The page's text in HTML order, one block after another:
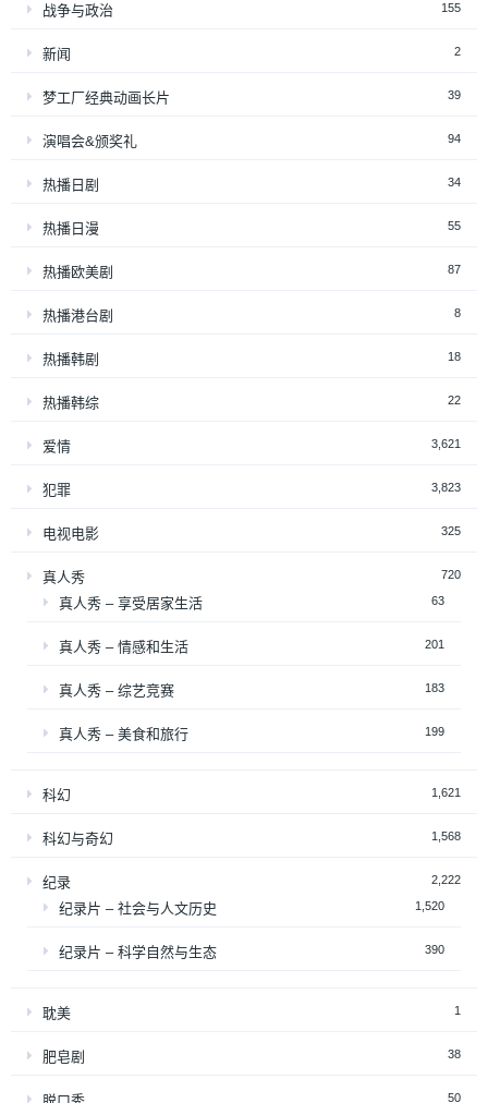
战争与政治 155
新闻 2
梦工厂经典动画长片 39
演唱会&颁奖礼 94
热播日剧 34
热播日漫 55
热播欧美剧 87
热播港台剧 8
热播韩剧 18
热播韩综 22
爱情 3,621
犯罪 3,823
电视电影 325
真人秀 720
真人秀 – 享受居家生活 63
真人秀 – 情感和生活 201
真人秀 – 综艺竞赛 183
真人秀 – 美食和旅行 199
科幻 1,621
科幻与奇幻 1,568
纪录 2,222
纪录片 – 社会与人文历史 1,520
纪录片 – 科学自然与生态 390
耽美 1
肥皂剧 38
50